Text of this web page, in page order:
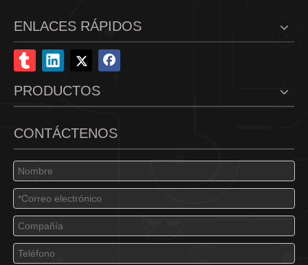
ENLACES RÁPIDOS
PRODUCTOS
CONTÁCTENOS